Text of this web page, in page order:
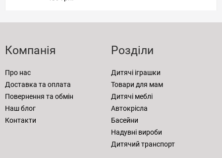
Компанія
Про нас
Доставка та оплата
Повернення та обмін
Наш блог
Контакти
Розділи
Дитячі іграшки
Товари для мам
Дитячі меблі
Автокрісла
Басейни
Надувні вироби
Дитячий транспорт